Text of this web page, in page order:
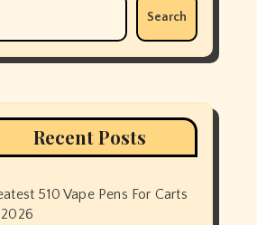
Search
Recent Posts
510 Vape Pens For Carts